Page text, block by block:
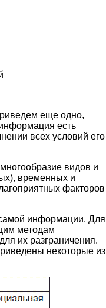
еще одно,
есть
всех условий его
видов и
временных и
факторов
информации. Для
методам
их разграничения.
некоторые из